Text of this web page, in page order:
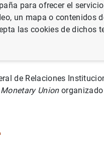
Claret, 171
de Relaciones
Union
para ofrecer el
un mapa o contenidos
las cookies de dichos